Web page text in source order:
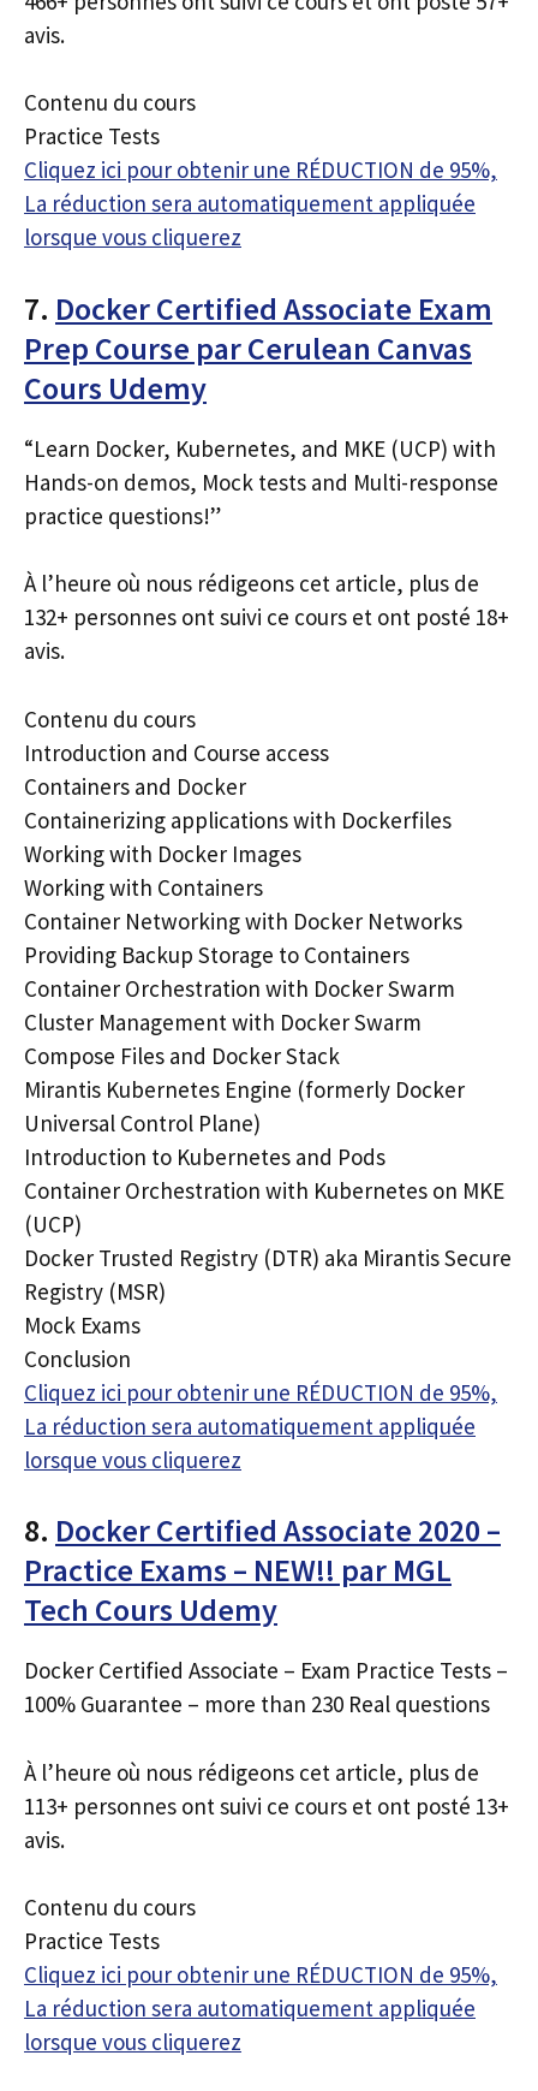
avis.
Contenu du cours
Practice Tests
Cliquez ici pour obtenir une RÉDUCTION de 95%,
La réduction sera automatiquement appliquée
lorsque vous cliquerez
7. Docker Certified Associate Exam
Prep Course par Cerulean Canvas
Cours Udemy
“Learn Docker, Kubernetes, and MKE (UCP) with
Hands-on demos, Mock tests and Multi-response
practice questions!”
À l’heure où nous rédigeons cet article, plus de
132+ personnes ont suivi ce cours et ont posté 18+
avis.
Contenu du cours
Introduction and Course access
Containers and Docker
Containerizing applications with Dockerfiles
Working with Docker Images
Working with Containers
Container Networking with Docker Networks
Providing Backup Storage to Containers
Container Orchestration with Docker Swarm
Cluster Management with Docker Swarm
Compose Files and Docker Stack
Mirantis Kubernetes Engine (formerly Docker
Universal Control Plane)
Introduction to Kubernetes and Pods
Container Orchestration with Kubernetes on MKE
(UCP)
Docker Trusted Registry (DTR) aka Mirantis Secure
Registry (MSR)
Mock Exams
Conclusion
Cliquez ici pour obtenir une RÉDUCTION de 95%,
La réduction sera automatiquement appliquée
lorsque vous cliquerez
8. Docker Certified Associate 2020 –
Practice Exams – NEW!! par MGL
Tech Cours Udemy
Docker Certified Associate – Exam Practice Tests –
100% Guarantee – more than 230 Real questions
À l’heure où nous rédigeons cet article, plus de
113+ personnes ont suivi ce cours et ont posté 13+
avis.
Contenu du cours
Practice Tests
Cliquez ici pour obtenir une RÉDUCTION de 95%,
La réduction sera automatiquement appliquée
lorsque vous cliquerez